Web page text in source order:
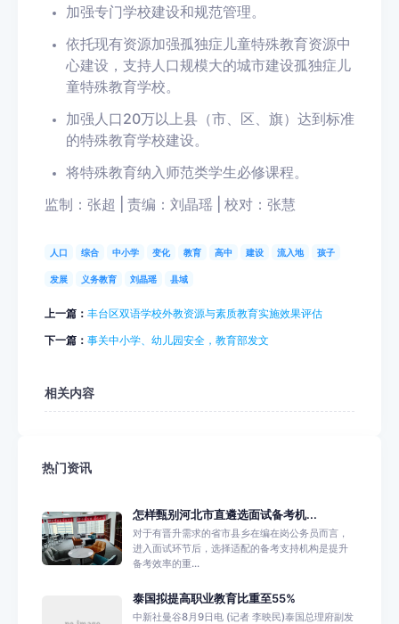
加强专门学校建设和规范管理。
依托现有资源加强孤独症儿童特殊教育资源中
心建设，支持人口规模大的城市建设孤独症儿
童特殊教育学校。
加强 人口20万以上县（市、区、旗） 达到标准
的特殊教育学校建设。
将特殊教育纳入 师范类学生必修课程。
监制：张超 | 责编：刘晶瑶 | 校对：张慧
人口 综合 中小学 变化 教育 高中 建设 流入地 孩子
发展 义务教育 刘晶瑶 县域
上一篇： 丰台区双语学校外教资源与素质教育实施效果评估
下一篇： 事关中小学、幼儿园安全，教育部发文
相关内容
热门资讯
怎样甄别河北市直遴选面试备考机...
对于有晋升需求的省市县乡在编在岗公务员而言，
进入面试环节后，选择适配的备考支持机构是提升
备考效率的重...
泰国拟提高职业教育比重至55%
中新社曼谷8月9日电 (记者 李映民)泰国总理府副发